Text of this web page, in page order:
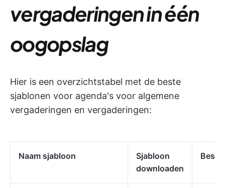
vergaderingen in één
oogopslag
Hier is een overzichtstabel met de beste
sjablonen voor agenda's voor algemene
vergaderingen en vergaderingen:
Naam sjabloon
Sjabloon
downloaden